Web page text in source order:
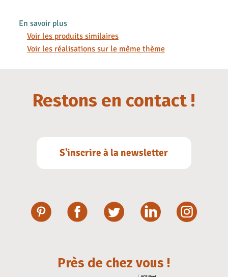
En savoir plus
Voir les produits similaires
Voir les réalisations sur le même thème
Restons en contact !
S'inscrire à la newsletter
Près de chez vous !